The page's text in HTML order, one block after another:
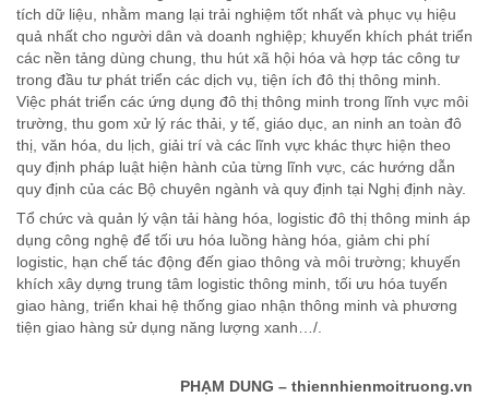
tích dữ liệu, nhằm mang lại trải nghiệm tốt nhất và phục vụ hiệu
quả nhất cho người dân và doanh nghiệp; khuyến khích phát triển
các nền tảng dùng chung, thu hút xã hội hóa và hợp tác công tư
trong đầu tư phát triển các dịch vụ, tiện ích đô thị thông minh.
Việc phát triển các ứng dụng đô thị thông minh trong lĩnh vực môi
trường, thu gom xử lý rác thải, y tế, giáo dục, an ninh an toàn đô
thị, văn hóa, du lịch, giải trí và các lĩnh vực khác thực hiện theo
quy định pháp luật hiện hành của từng lĩnh vực, các hướng dẫn
quy định của các Bộ chuyên ngành và quy định tại Nghị định này.
Tổ chức và quản lý vận tải hàng hóa, logistic đô thị thông minh áp
dụng công nghệ để tối ưu hóa luồng hàng hóa, giảm chi phí
logistic, hạn chế tác động đến giao thông và môi trường; khuyến
khích xây dựng trung tâm logistic thông minh, tối ưu hóa tuyến
giao hàng, triển khai hệ thống giao nhận thông minh và phương
tiện giao hàng sử dụng năng lượng xanh…/.
PHẠM DUNG – thiennhienmoitruong.vn